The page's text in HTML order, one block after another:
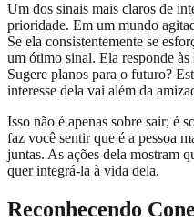
Um dos sinais mais claros de
prioridade. Em um mundo
Se ela consistentemente se
um ótimo sinal. Ela responde às
Sugere planos para o futuro?
interesse dela vai além da
Isso não é apenas sobre sair; é
faz você sentir que é a pessoa
juntas. As ações dela mostram
quer integrá-la à vida dela.
Reconhecendo